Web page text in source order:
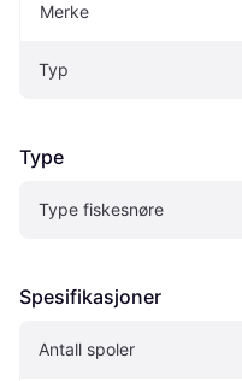
Merke
Typ
Type
Type fiskesnøre
Spesifikasjoner
Antall spoler